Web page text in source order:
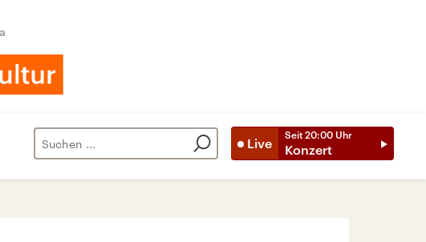
Live
Seit 20:00 Uhr
Konzert